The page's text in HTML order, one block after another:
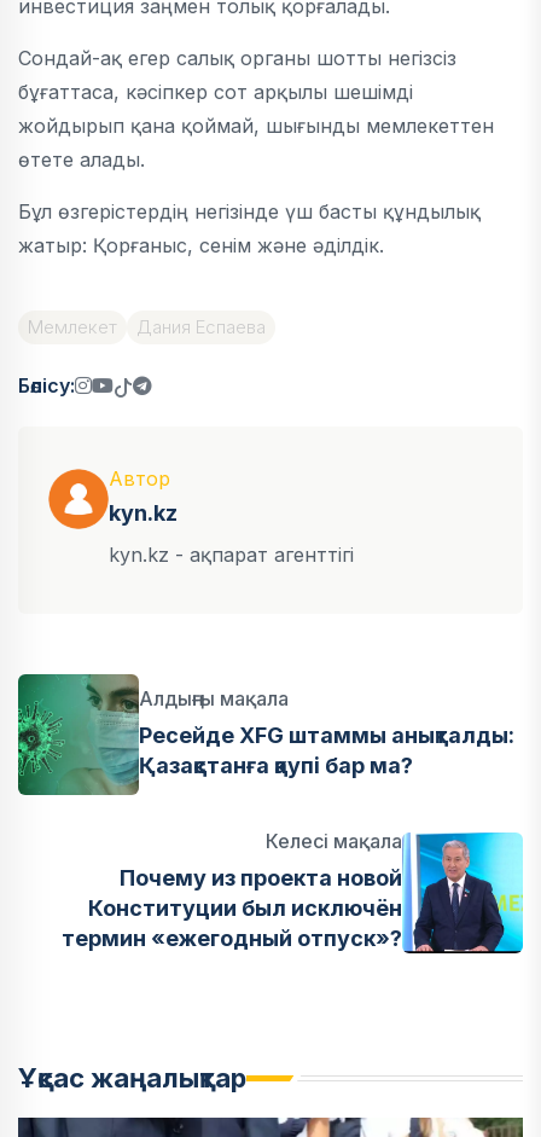
инвестиция заңмен толық қорғалады.
Сондай-ақ егер салық органы шотты негізсіз
бұғаттаса, кәсіпкер сот арқылы шешімді
жойдырып қана қоймай, шығынды мемлекеттен
өтете алады.
Бұл өзгерістердің негізінде үш басты құндылық
жатыр: Қорғаныс, сенім және әділдік.
Мемлекет Дания Еспаева
Бөлісу:
Автор
kyn.kz
kyn.kz - ақпарат агенттігі
Алдыңғы мақала
Ресейде XFG штаммы анықталды:
Қазақстанға қаупі бар ма?
Келесі мақала
Почему из проекта новой
Конституции был исключён
термин «ежегодный отпуск»?
Ұқсас жаңалықтар